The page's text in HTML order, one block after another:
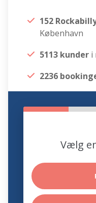
152
København
5113 kunder i
2236
Vælg